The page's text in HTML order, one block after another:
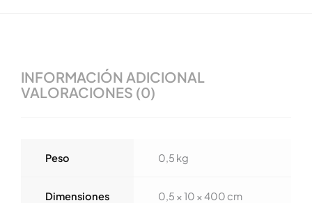
INFORMACIÓN ADICIONAL
VALORACIONES (0)
Peso 0,5 kg
Dimensiones 0,5 × 10 × 400 cm